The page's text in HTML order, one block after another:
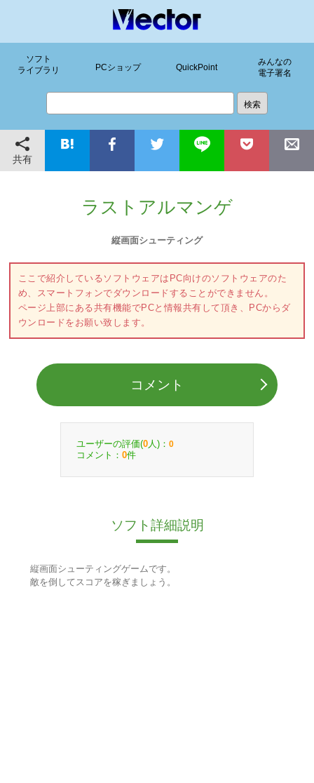
ソフト
ライブラリ
PCショップ QuickPoint
みんなの
電子署名
共有
ラストアルマンゲ
縦画面シューティング
ここで紹介しているソフトウェアはPC向けのソフトウェアのた
め、スマートフォンでダウンロードすることができません。
ページ上部にある共有機能でPCと情報共有して頂き、PCからダ
ウンロードをお願い致します。
コメント
ユーザーの評価(0 人)： 0
コメント： 0件
ソフト詳細説明
縦画面シューティングゲームです。
敵を倒してスコアを稼ぎましょう。